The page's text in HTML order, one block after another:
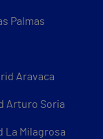
Palmas
Aravaca
Arturo Soria
La Milagrosa